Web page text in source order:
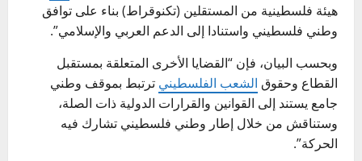
هيئة فلسطينية من المستقلين (تكنوقراط) بناء على توافق
وطني فلسطيني واستنادا إلى الدعم العربي والإسلامي”.
وبحسب البيان، فإن “القضايا الأخرى المتعلقة بمستقبل
القطاع وحقوق الشعب الفلسطيني ترتبط بموقف وطني
جامع يستند إلى القوانين والقرارات الدولية ذات الصلة،
وستناقش من خلال إطار وطني فلسطيني تشارك فيه
الحركة”.